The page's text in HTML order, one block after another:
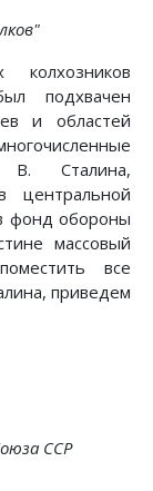
колхозников
подхвачен
и областей
В. Сталина,
центральной
фонд обороны
массовый
все
приведем
ССР